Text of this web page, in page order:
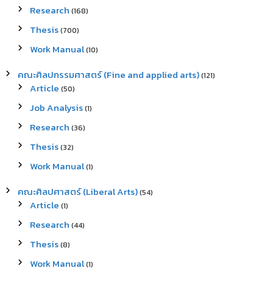
Research (168)
Thesis(700)
Work Manual(10)
คณะศิลปกรรมศาสตร์ (Fine and applied arts)(121)
Article (50)
Job Analysis(1)
Research (36)
Thesis(32)
Work Manual(1)
คณะศิลปศาสตร์ (Liberal Arts)(54)
Article (1)
Research (44)
Thesis(8)
Work Manual(1)